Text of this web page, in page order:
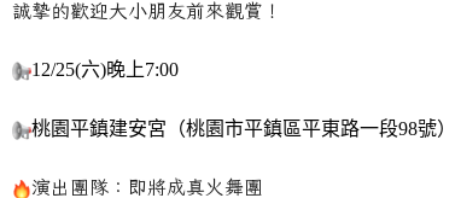
誠摯的歡迎大小朋友前來觀賞！
12/25(六)晚上7:00
桃園平鎮建安宮（桃園市平鎮區平東路一段98號）
演出團隊：即將成真火舞團